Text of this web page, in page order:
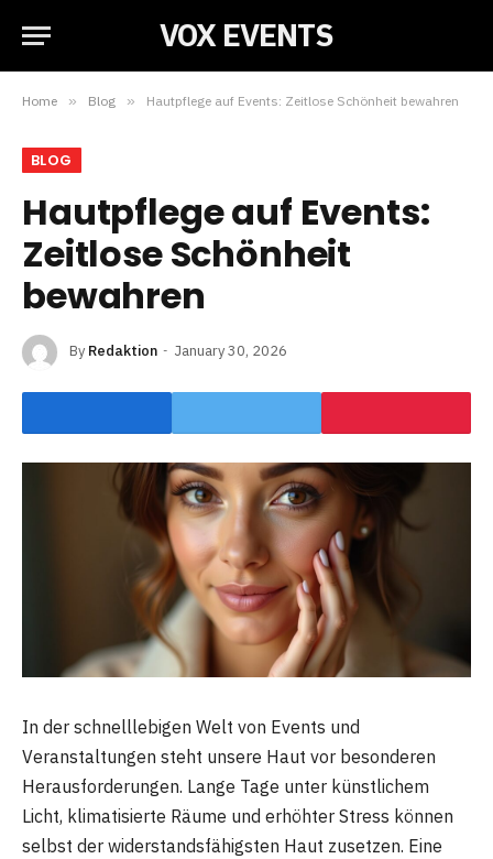
VOX EVENTS
Home » Blog » Hautpflege auf Events: Zeitlose Schönheit bewahren
BLOG
Hautpflege auf Events:
Zeitlose Schönheit
bewahren
By Redaktion January 30, 2026
In der schnelllebigen Welt von Events und
Veranstaltungen steht unsere Haut vor besonderen
Herausforderungen. Lange Tage unter künstlichem
Licht, klimatisierte Räume und erhöhter Stress können
selbst der widerstandsfähigsten Haut zusetzen. Eine